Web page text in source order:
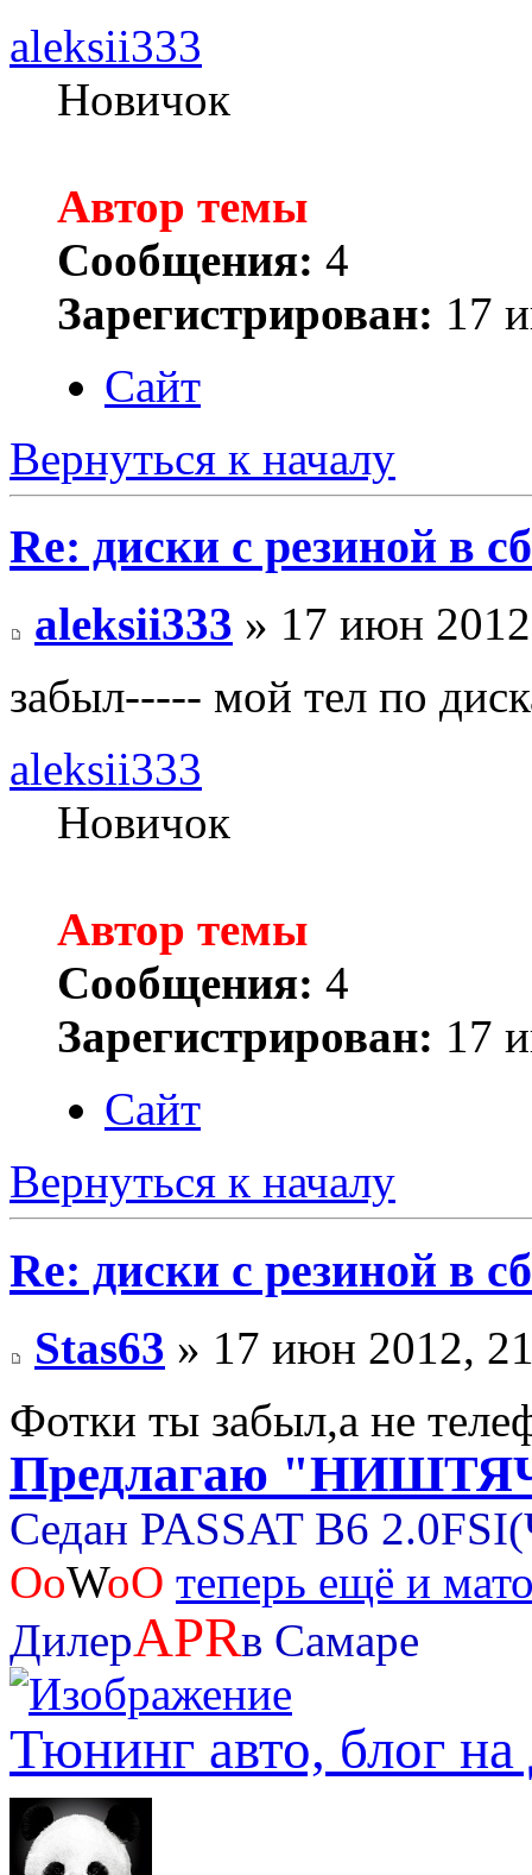
aleksii333
Новичок
Автор темы
Сообщения: 4
Зарегистрирован: 17
Сайт
Вернуться к началу
Re: диски с резиной в
aleksii333 » 17 июн
забыл----- мой тел по
aleksii333
Новичок
Автор темы
Сообщения: 4
Зарегистрирован: 17
Сайт
Вернуться к началу
Re: диски с резиной в
Stas63 » 17 июн 2012,
Фотки ты забыл,а не
Предлагаю
Cедан PASSAT B6
ОоWoO теперь ещё и
ДилерAPRв Самаре
Тюнинг авто, блог